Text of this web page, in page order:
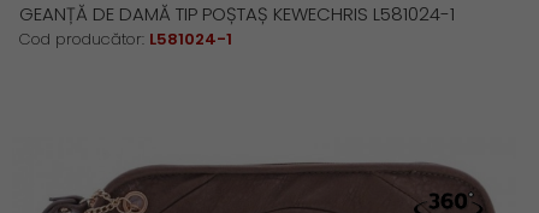
GEANȚĂ DE DAMĂ TIP POȘTAȘ KEWECHRIS L581024-1
Cod producător: L581024-1